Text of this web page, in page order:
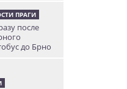
ПРАГИ
после
до Брно